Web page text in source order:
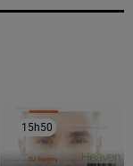
15h50
15h50